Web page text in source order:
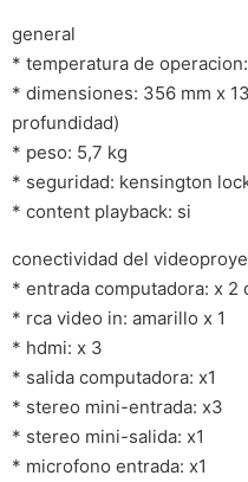
general
* temperatura de
* dimensiones: 356 mm x
profundidad)
* peso: 5,7 kg
* seguridad: kensington
* content playback: si
conectividad del
* entrada computadora: x 2
* rca video in: amarillo x 1
* hdmi: x 3
* salida computadora: x1
* stereo mini-entrada: x3
* stereo mini-salida: x1
* microfono entrada: x1